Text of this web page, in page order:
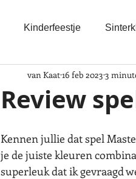
Kinderfeestje
Review
van Kaat16 feb 2023 3
Kennen jullie dat spel
je de juiste kleuren
superleuk dat ik gevraagd